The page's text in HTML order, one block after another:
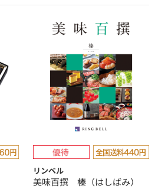
リンベル
美味百撰 榛（はしばみ）